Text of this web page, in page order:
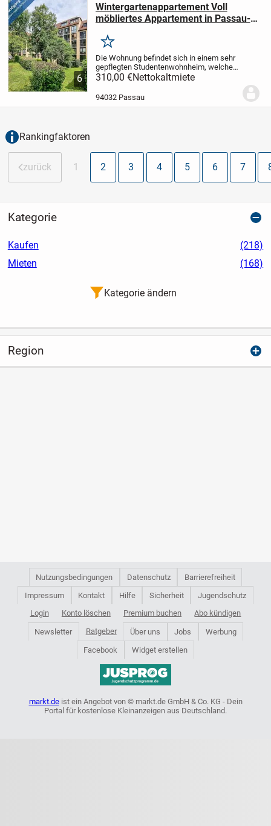
6
Wintergartenappartement Voll
möbliertes Appartement in Passau-
Merken
Die Wohnung befindet sich in einem sehr
gepflegten Studentenwohnheim, welches
von einer umsichtigen Hausverwaltung
hervorragend betreut wird. Das
Appartement ist voll möbliert und in einem
ordentliche...
310,00 €Nettokaltmiete
94032 Passau
Rankingfaktoren
zurück 1 2 3 4 5 6 7
Kategorie
Kaufen
(218)
Mieten
(168)
Kategorie ändern
Region
Nutzungsbedingungen Datenschutz
Barrierefreiheit
Impressum
Kontakt Hilfe Sicherheit
Jugendschutz
Login
Konto löschen Premium buchen Abo kündigen
Newsletter Ratgeber Über uns Jobs
Werbung
Facebook
Widget erstellen
markt.deist ein Angebot von © markt.de GmbH & Co. KG - Dein
Portal für kostenlose Kleinanzeigen aus Deutschland.